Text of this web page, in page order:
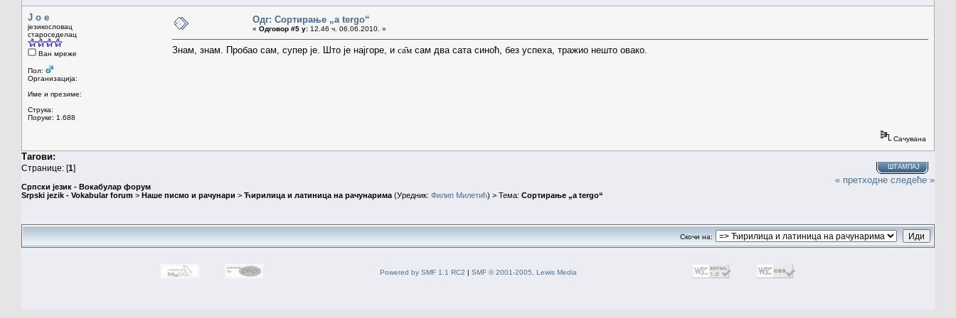
J o e
језикословац
староседелац
Ван мреже
Пол:
Организација:
Име и презиме:
Струка:
Поруке: 1.688
Одг: Сортирање „a tergo“
« Одговор #5 у: 12.46 ч. 06.06.2010. »
Знам, знам. Пробао сам, супер је. Што је најгоре, и са̑м сам два сата синоћ, без успеха, тражио нешто овако.
Сачувана
Тагови:
Странице: [1] ШТАМПАЈ
Српски језик - Вокабулар форум
Srpski jezik - Vokabular forum > Наше писмо и рачунари > Ћирилица и латиница на рачунарима (Уредник: Филип Милетић) > Тема: Сортирање „a tergo“
« претходне следеће »
Скочи на:
Powered by SMF 1.1 RC2 | SMF © 2001-2005, Lewis Media